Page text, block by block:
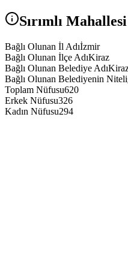
Sırımlı
Bağlı Olunan İl Adıİzmir
Bağlı Olunan İlçe AdıKiraz
Bağlı Olunan Belediye Adı
Bağlı Olunan Belediyenin
Toplam Nüfusu620
Erkek Nüfusu326
Kadın Nüfusu294